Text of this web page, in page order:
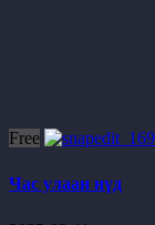
Free
Час улаан нүд